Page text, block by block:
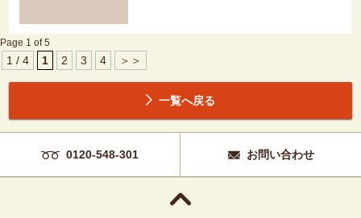
Page 1 of 5
1 / 4 1 2 3 4 ＞＞
一覧へ戻る
0120-548-301 お問い合わせ